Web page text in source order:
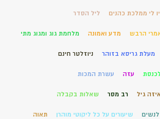
לי ממלכת כהנים ליל הסדר
הרבש מדע ואמונה מלחמת גוג ומגוג מתי
מעלת גריסא בזוהר ניוזלטר חינם
עזה עשרת המכות
גיל רב מסר שאלות בקבלה
לנשים שיעורים על כל ליקוטי מוהרן תאוה